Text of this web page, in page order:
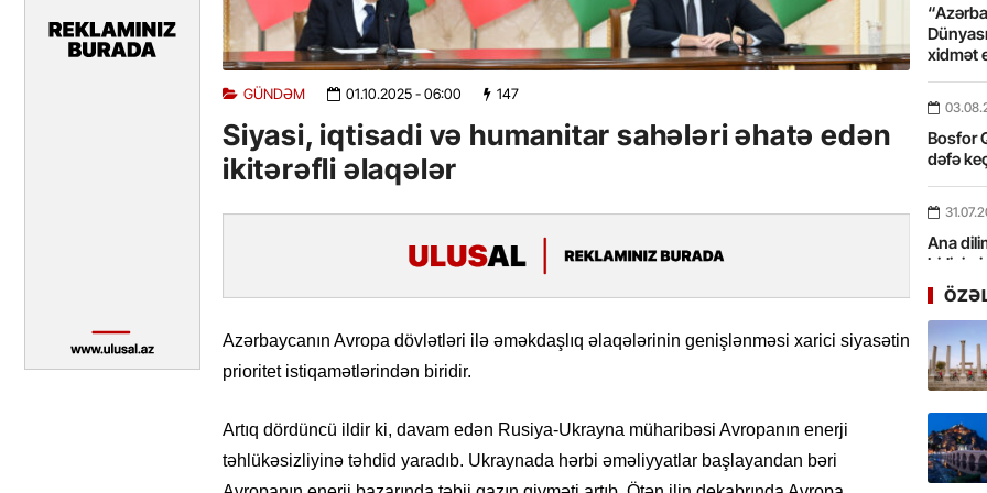
GÜNDƏM 01.10.2025- 06:00 147
Siyasi, iqtisadi və humanitar sahələri əhatə edən
ikitərəfli əlaqələr
Azərbaycanın Avropa dövlətləri ilə əməkdaşlıq əlaqələrinin genişlənməsi xarici siyasətin
prioritet istiqamətlərindən biridir.
Artıq dördüncü ildir ki, davam edən Rusiya-Ukrayna müharibəsi Avropanın enerji
təhlükəsizliyinə təhdid yaradıb. Ukraynada hərbi əməliyyatlar başlayandan bəri
xidmət
Bosfor
dəfə
Ana
Tarixin
İlin ilk
çox